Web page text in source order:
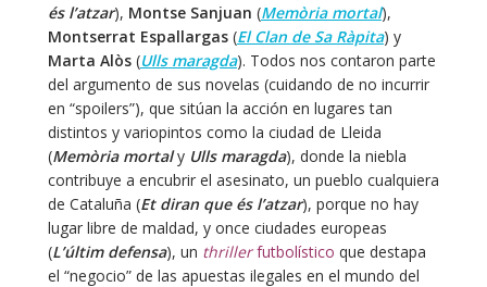
és l’atzar), Montse Sanjuan (Memòria mortal),
Montserrat Espallargas (El Clan de Sa Ràpita) y
Marta Alòs(Ulls maragda). Todos nos contaron parte
del argumento de sus novelas (cuidando de no incurrir
en “spoilers”), que sitúan la acción en lugares tan
distintos y variopintos como la ciudad de Lleida
(Memòria mortaly Ulls maragda), donde la niebla
contribuye a encubrir el asesinato, un pueblo cualquiera
de Cataluña (Et diran que és l’atzar), porque no hay
lugar libre de maldad, y once ciudades europeas
(L’últim defensa), un thrillerfutbolístico que destapa
el “negocio” de las apuestas ilegales en el mundo del